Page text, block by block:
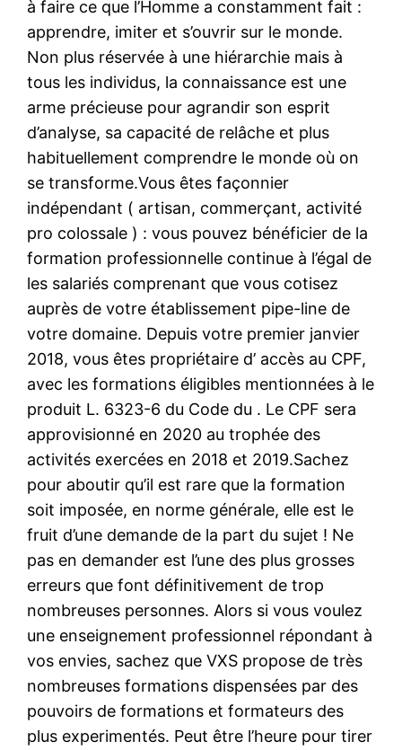
à faire ce que l’Homme a constamment fait :
apprendre, imiter et s’ouvrir sur le monde.
Non plus réservée à une hiérarchie mais à
tous les individus, la connaissance est une
arme précieuse pour agrandir son esprit
d’analyse, sa capacité de relâche et plus
habituellement comprendre le monde où on
se transforme.Vous êtes façonnier
indépendant ( artisan, commerçant, activité
pro colossale ) : vous pouvez bénéficier de la
formation professionnelle continue à l’égal de
les salariés comprenant que vous cotisez
auprès de votre établissement pipe-line de
votre domaine. Depuis votre premier janvier
2018, vous êtes propriétaire d’ accès au CPF,
avec les formations éligibles mentionnées à le
produit L. 6323-6 du Code du . Le CPF sera
approvisionné en 2020 au trophée des
activités exercées en 2018 et 2019.Sachez
pour aboutir qu’il est rare que la formation
soit imposée, en norme générale, elle est le
fruit d’une demande de la part du sujet ! Ne
pas en demander est l’une des plus grosses
erreurs que font définitivement de trop
nombreuses personnes. Alors si vous voulez
une enseignement professionnel répondant à
vos envies, sachez que VXS propose de très
nombreuses formations dispensées par des
pouvoirs de formations et formateurs des
plus experimentés. Peut être l’heure pour tirer